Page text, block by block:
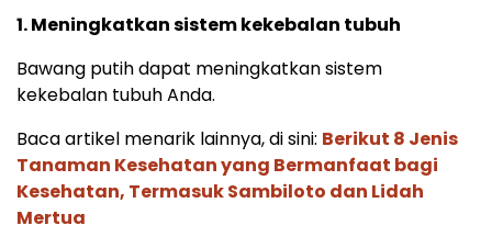
1. Meningkatkan sistem kekebalan tubuh
Bawang putih dapat meningkatkan sistem
kekebalan tubuh Anda.
Baca artikel menarik lainnya, di sini: Berikut 8 Jenis
Tanaman Kesehatan yang Bermanfaat bagi
Kesehatan, Termasuk Sambiloto dan Lidah
Mertua